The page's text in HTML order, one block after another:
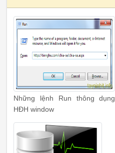
Những lệnh Run thông dụng
HĐH window